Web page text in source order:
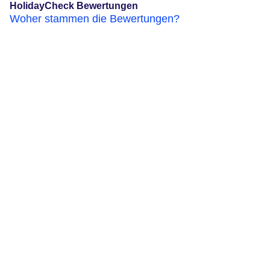
HolidayCheck Bewertungen
Woher stammen die Bewertungen?